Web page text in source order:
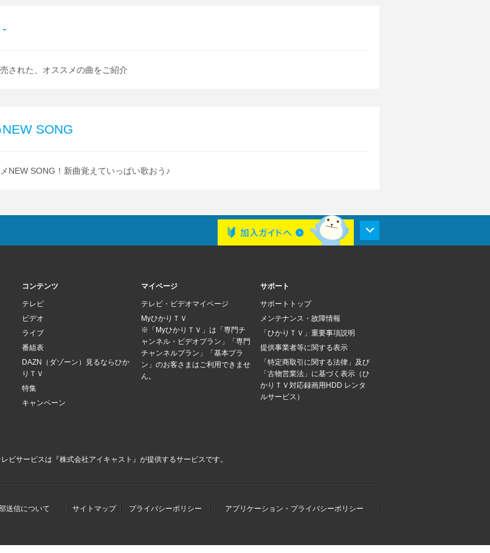
された、オススメの曲をご紹介
SONG
NEW SONG！新曲覚えていっぱい歌おう♪
コンテンツ
テレビ
ビデオ
ライブ
番組表
DAZN（ダゾーン）見るならひか
りＴＶ
特集
キャンペーン
マイページ
テレビ・ビデオマイページ
MyひかりＴＶ
※「MyひかりＴＶ」は「専門チ
ャンネル・ビデオプラン」「専門
チャンネルプラン」「基本プラ
ン」のお客さまはご利用できませ
ん。
サポート
サポートトップ
メンテナンス・故障情報
「ひかりＴＶ」重要事項説明
提供事業者等に関する表示
「特定商取引に関する法律」及び
「古物営業法」に基づく表示（ひ
かりＴＶ対応録画用HDD レンタ
ルサービス）
レビサービスは 『株式会社アイキャスト』 が提供するサービスです。
送信について サイトマップ プライバシーポリシー アプリケーション・プライバシーポリシー